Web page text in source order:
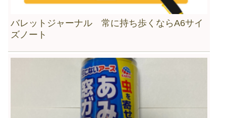
バレットジャーナル 常に持ち歩くならA6サイ
ズノート